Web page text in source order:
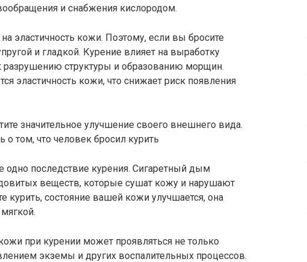
и снабжения кислородом.
эластичность кожи. Поэтому, если вы бросите
и гладкой. Курение влияет на выработку
разрушению структуры и образованию морщин.
эластичность кожи, что снижает риск появления
значительное улучшение своего внешнего вида.
том, что человек бросил курить
последствие курения. Сигаретный дым
веществ, которые сушат кожу и нарушают
курить, состояние вашей кожи улучшается, она
при курении может проявляться не только
экземы и других воспалительных процессов.